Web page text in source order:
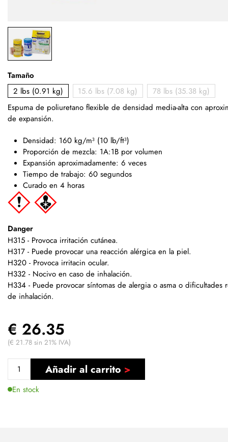
Tamaño
2 lbs (0.91 kg)
15.6 lbs (7.08 kg)
78 lbs (35.38 kg)
Espuma de poliuretano flexible de densidad media-alta con
de expansión.
Densidad: 160 kg/m³ (10 lb/ft³)
Proporción de mezcla: 1A:1B por volumen
Expansión aproximadamente: 6 veces
Tiempo de trabajo: 60 segundos
Curado en 4 horas
Danger
H315 - Provoca irritación cutánea.
H317 - Puede provocar una reacción alérgica en la piel.
H320 - Provoca irritacin ocular.
H332 - Nocivo en caso de inhalación.
H334 - Puede provocar síntomas de alergia o asma o dificultades
de inhalación.
€ 26.35
(€ 21.78 sin 21% IVA)
Añadir al carrito
En stock